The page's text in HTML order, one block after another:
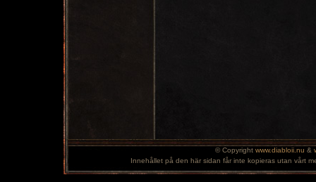
© Copyright www.diabloii.nu &
Innehållet på den här sidan får inte kopieras utan vårt